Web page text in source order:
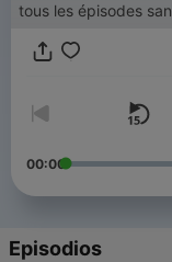
tous les épisodes
00:00
Episodios